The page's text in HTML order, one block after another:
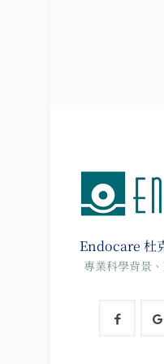
Endocare 杜
專業科學背景